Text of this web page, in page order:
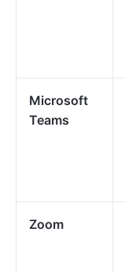
Microsoft
Teams
Zoom